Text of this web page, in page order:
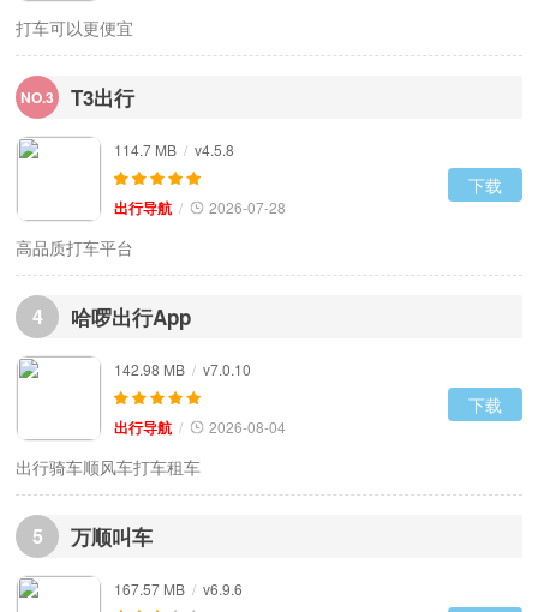
打车可以更便宜
NO.3 T3出行
114.7 MB / v4.5.8
出行导航 / 2026-07-28
下载
高品质打车平台
4 哈啰出行App
142.98 MB / v7.0.10
出行导航 / 2026-08-04
下载
出行骑车顺风车打车租车
5 万顺叫车
167.57 MB / v6.9.6